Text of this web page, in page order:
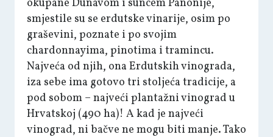
okupane Dunavom i suncem Panonije,
smjestile su se erdutske vinarije, osim po
graševini, poznate i po svojim
chardonnayima, pinotima i tramincu.
Najveća od njih, ona Erdutskih vinograda,
iza sebe ima gotovo tri stoljeća tradicije, a
pod sobom – najveći plantažni vinograd u
Hrvatskoj (490 ha)! A kad je najveći
vinograd, ni bačve ne mogu biti manje. Tako